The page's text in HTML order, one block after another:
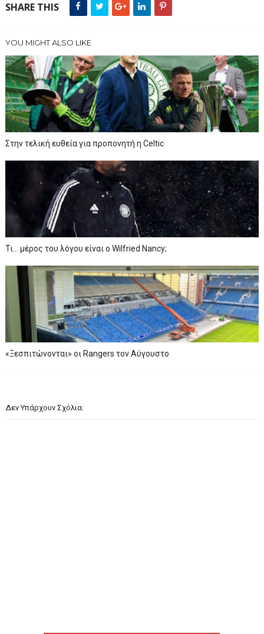
SHARE THIS
YOU MIGHT ALSO LIKE
Στην τελική ευθεία για προπονητή η Celtic
Τι… μέρος του λόγου είναι ο Wilfried Nancy;
«Ξεσπιτώνονται» οι Rangers τον Αύγουστο
Δεν Υπάρχουν Σχόλια: